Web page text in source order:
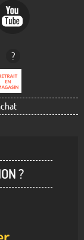
?
?